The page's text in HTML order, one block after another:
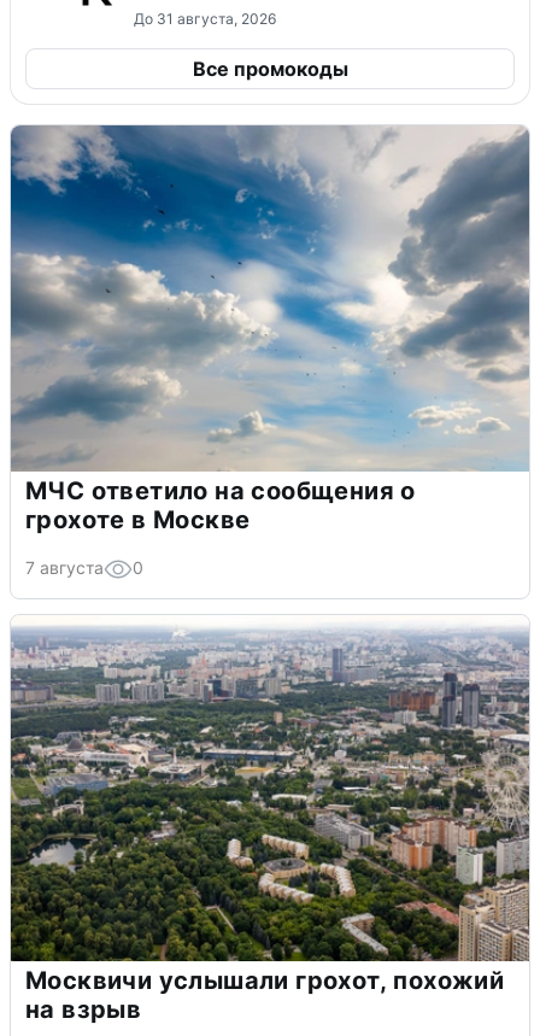
До 31 августа, 2026
Все промокоды
МЧС ответило на сообщения о
грохоте в Москве
7 августа 0
Москвичи услышали грохот, похожий
на взрыв